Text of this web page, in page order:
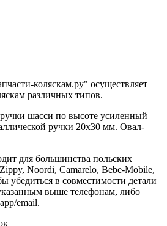
коляскам.ру" осуществляет
различных типов.
шасси по высоте усиленный
ручки 20х30 мм. Овал-
для большинства польских
Noordi, Camarelo, Bebe-Mobile,
убедиться в совместимости детали
выше телефонам, либо
email.